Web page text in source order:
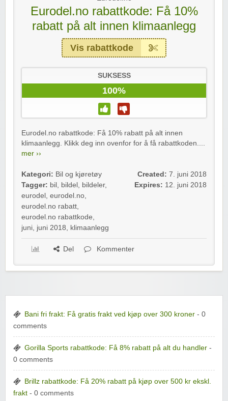
Eurodel.no rabattkode: Få 10%
rabatt på alt innen klimaanlegg
Vis rabattkode
SUKSESS
100%
Eurodel.no rabattkode: Få 10% rabatt på alt innen
klimaanlegg. Klikk deg inn ovenfor for å få rabattkoden....
mer ››
Kategori: Bil og kjøretøy
Tagger: bil , bildel , bildeler,
eurodel , eurodel.no,
eurodel.no rabatt,
eurodel.no rabattkode,
juni, juni 2018, klimaanlegg
Created: 7. juni 2018
Expires: 12. juni 2018
Del Kommenter
Bani fri frakt: Få gratis frakt ved kjøp over 300 kroner - 0
comments
Gorilla Sports rabattkode: Få 8% rabatt på alt du handler -
0 comments
Brillz rabattkode: Få 20% rabatt på kjøp over 500 kr ekskl.
frakt - 0 comments